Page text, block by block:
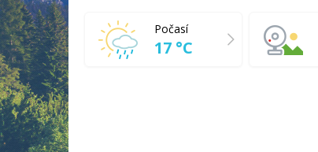
Počasí
17 °C